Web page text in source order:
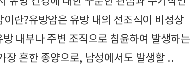
란?유방암은 유방 내의 선조직이 비정상
내부나 주변 조직으로 침윤하여 발생하는
장 흔한 종양으로, 남성에서도 발생할 ..